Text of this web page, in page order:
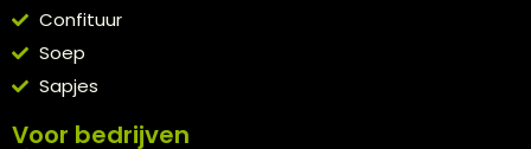
Confituur
Soep
Sapjes
Voor bedrijven